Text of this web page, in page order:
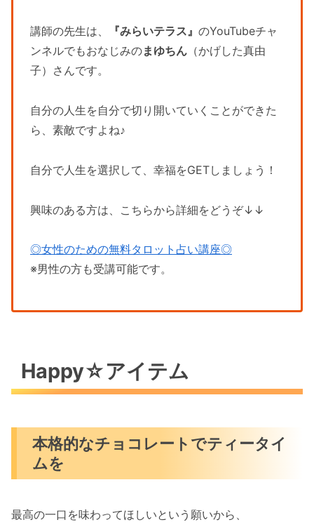
講師の先生は、 『みらいテラス』 のYouTubeチャ
ンネルでもおなじみのまゆちん （かげした真由
子）さんです。
自分の人生を自分で切り開いていくことができた
ら、素敵ですよね♪
自分で人生を選択して、幸福をGETしましょう！
興味のある方は、こちらから詳細をどうぞ↓↓
◎女性のための無料タロット占い講座◎
※男性の方も受講可能です。
Happy☆アイテム
本格的なチョコレートでティータイ
ムを
最高の一口を味わってほしいという願いから、